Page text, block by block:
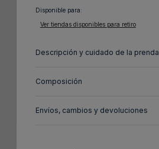
Disponible para:
Ver tiendas disponibles para retiro
Descripción y cuidado de la prenda
Composición
Envíos, cambios y devoluciones